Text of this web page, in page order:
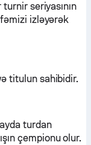
seriyasının
izləyərək
titulun sahibidir.
turdan
çempionu olur.